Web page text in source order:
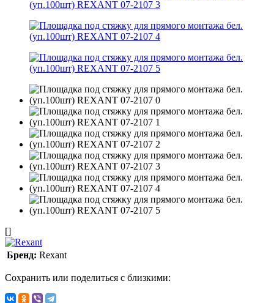
[]
Бренд: Rexant
Сохранить или поделиться с близкими: